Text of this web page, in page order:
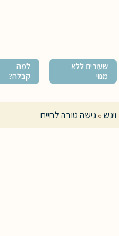
שעורים ללא
מנוי
למה
קבלה?
ויגש » גישה טובה לחיים